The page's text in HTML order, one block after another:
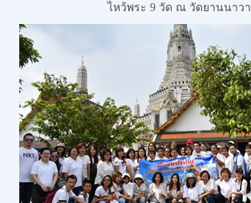
ไหว้พระ 9 วัด ณ วัดยานนาวา